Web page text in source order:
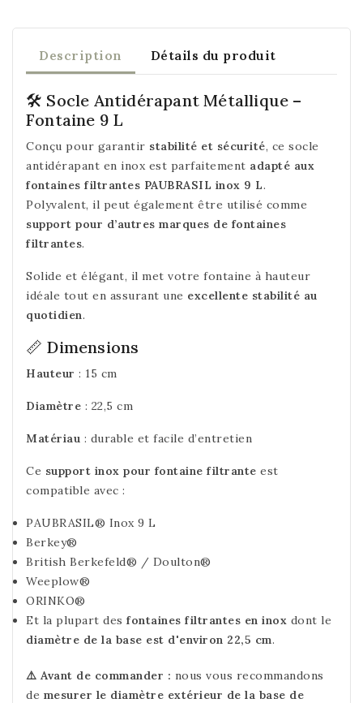
Description Détails du produit
🛠️ Socle Antidérapant Métallique –
Fontaine 9 L
Conçu pour garantir stabilité et sécurité, ce socle
antidérapant en inox est parfaitement adapté aux
fontaines filtrantes PAUBRASIL inox 9 L.
Polyvalent, il peut également être utilisé comme
support pour d’autres marques de fontaines
filtrantes.
Solide et élégant, il met votre fontaine à hauteur
idéale tout en assurant une excellente stabilité au
quotidien.
📏 Dimensions
Hauteur : 15 cm
Diamètre : 22,5 cm
Matériau : durable et facile d’entretien
Ce support inox pour fontaine filtrante est
compatible avec :
PAUBRASIL® Inox 9 L
Berkey®
British Berkefeld® / Doulton®
Weeplow®
ORINKO®
Et la plupart des fontaines filtrantes en inox dont le
diamètre de la base est d'environ 22,5 cm.
⚠️ Avant de commander : nous vous recommandons
de mesurer le diamètre extérieur de la base de